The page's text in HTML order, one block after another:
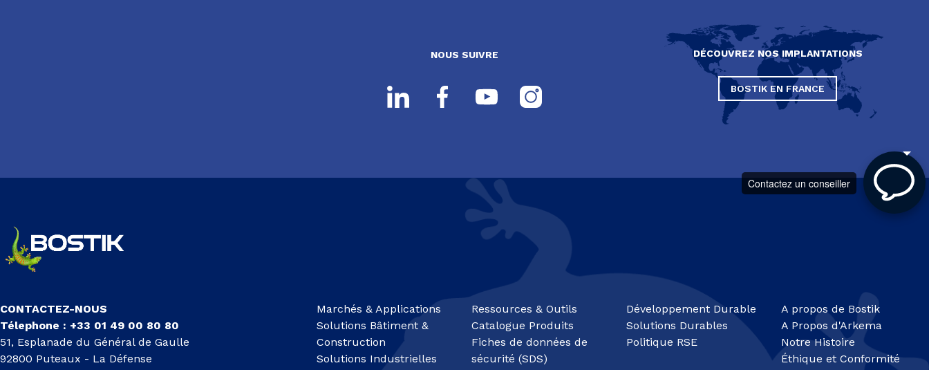
NOUS SUIVRE DÉCOUVREZ NOS IMPLANTATIONS
BOSTIK EN FRANCE
CONTACTEZ-NOUS
Télephone : +33 01 49 00 80 80
51, Esplanade du Général de Gaulle
92800 Puteaux - La Défense
Marchés & Applications
Solutions Bâtiment &
Construction
Solutions Industrielles
Ressources & Outils
Catalogue Produits
Fiches de données de
sécurité (SDS)
Développement Durable
Solutions Durables
Politique RSE
A propos de Bostik
A Propos d'Arkema
Notre Histoire
Éthique et Conformité
Contactez un conseiller